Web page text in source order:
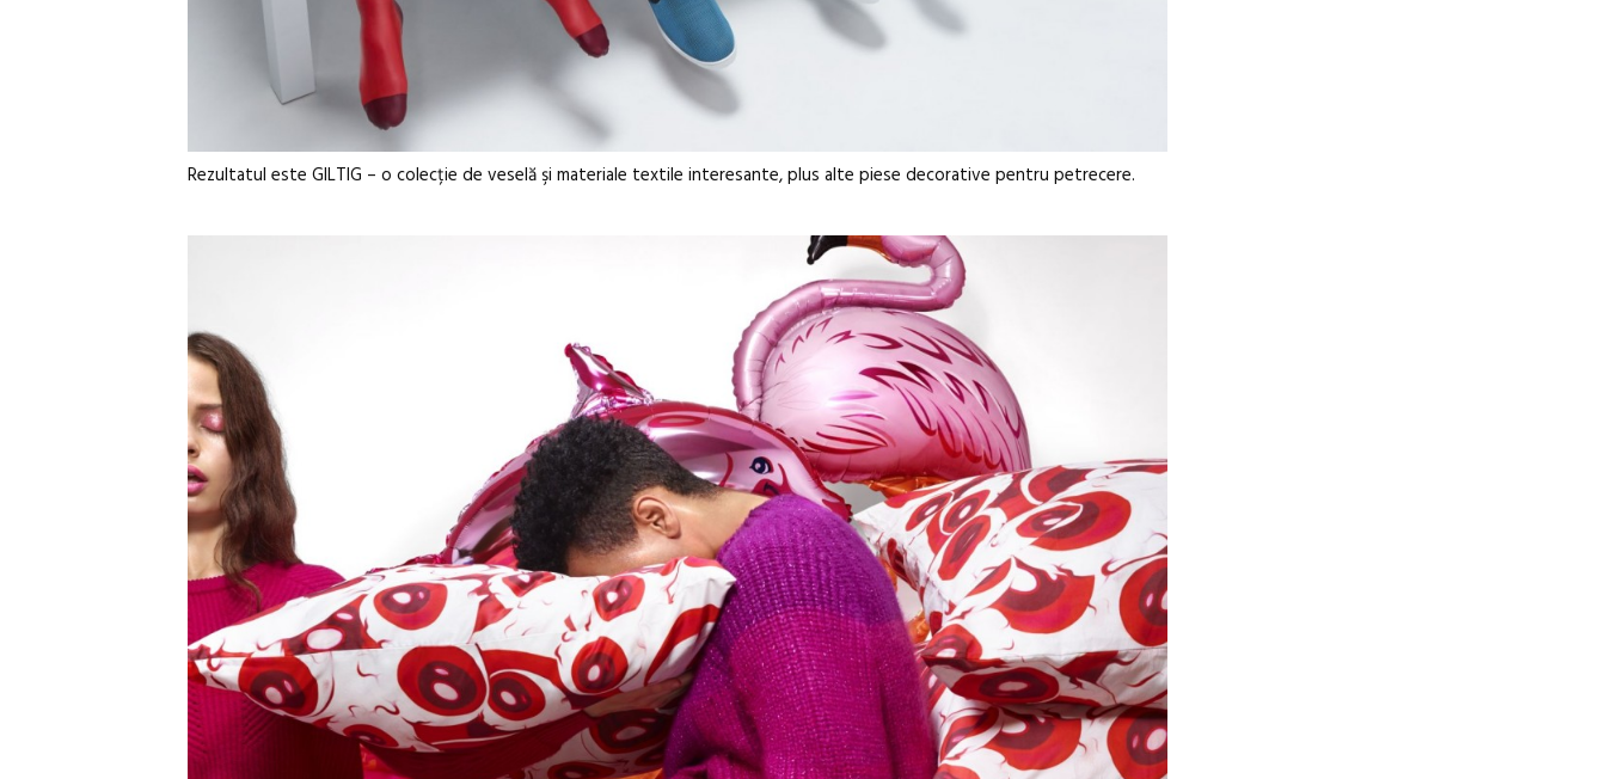
Rezultatul este GILTIG – o colecție de veselă şi materiale textile interesante, plus alte piese decorative pentru petrecere.